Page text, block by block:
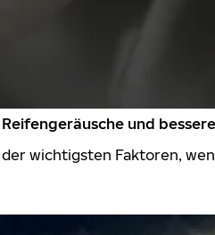
und
wichtigsten Faktoren,